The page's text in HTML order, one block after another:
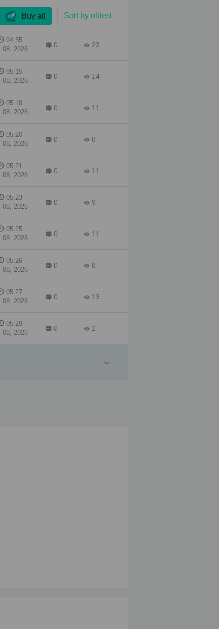
Sort by oldest
Buy all
04:55
08, 2026
0 23
05:15
08, 2026
0 14
05:18
08, 2026
0 11
05:20
08, 2026
0 8
05:21
08, 2026
0 11
05:23
08, 2026
0 9
05:25
08, 2026
0 11
05:26
08, 2026
0 8
05:27
08, 2026
0 13
05:29
08, 2026
0 2